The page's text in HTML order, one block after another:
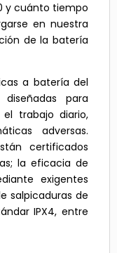
y cuánto tiempo
en nuestra
de la batería
a batería del
para
trabajo diario,
adversas.
certificados
la eficacia de
exigentes
salpicaduras de
IPX4, entre